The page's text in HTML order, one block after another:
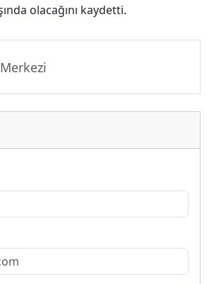
olacağını kaydetti.